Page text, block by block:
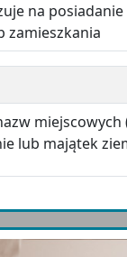
na
zamieszkania
miejscowych
lub majątek